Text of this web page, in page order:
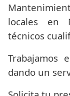
locales en
técnicos
Trabajamos
dando un